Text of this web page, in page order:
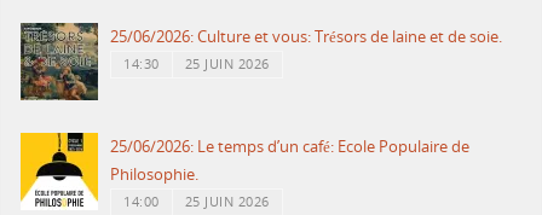
25/06/2026: Culture et vous: Trésors de laine et de soie.
14:30 25 JUIN 2026
25/06/2026: Le temps d’un café: Ecole Populaire de
Philosophie.
14:00 25 JUIN 2026